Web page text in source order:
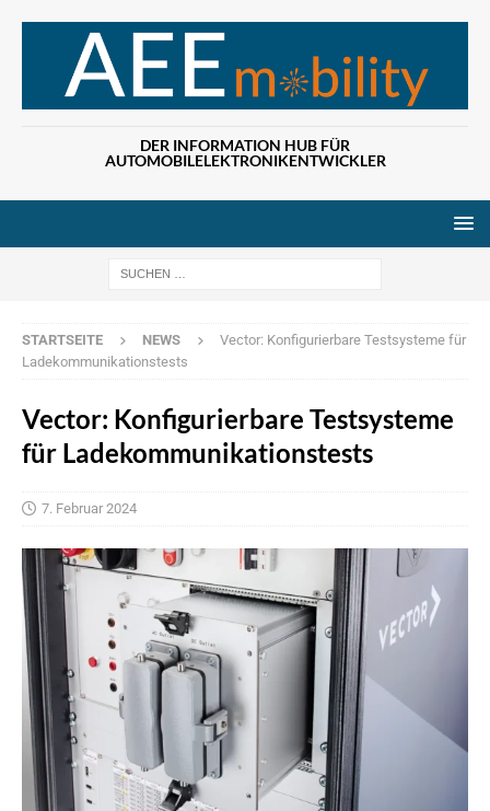
DER INFORMATION HUB FÜR
AUTOMOBILELEKTRONIKENTWICKLER
STARTSEITE NEWS
Vector: Konfigurierbare Testsysteme für
Ladekommunikationstests
Vector: Konfigurierbare Testsysteme
für Ladekommunikationstests
7. Februar 2024